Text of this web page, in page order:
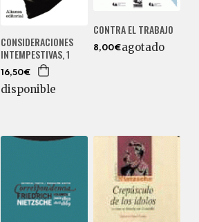
CONSIDERACIONES
INTEMPESTIVAS, 1
16,50€
disponible
CONTRA EL TRABAJO
8,00€agotado